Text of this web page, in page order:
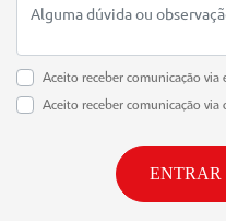
Aceito receber comunicação via
Aceito receber comunicação via
ENTRAR